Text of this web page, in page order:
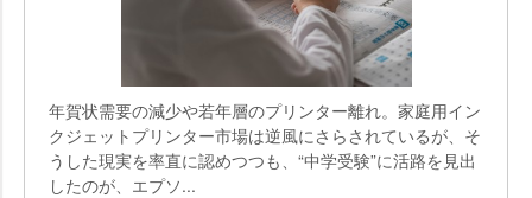
年賀状需要の減少や若年層のプリンター離れ。家庭用イン
クジェットプリンター市場は逆風にさらされているが、そ
うした現実を率直に認めつつも、“中学受験”に活路を見出
したのが、エプソ...